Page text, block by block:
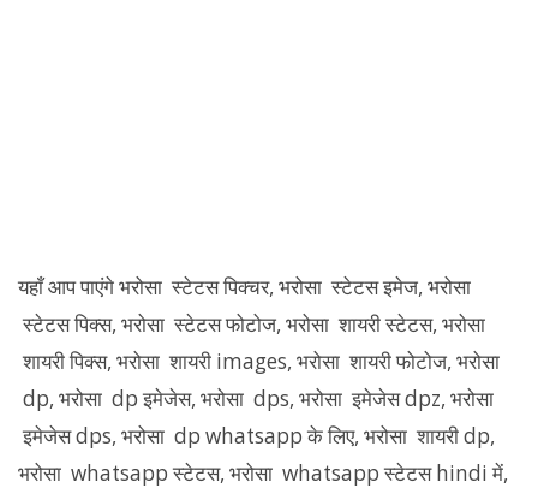
यहाँ आप पाएंगे भरोसा स्टेटस पिक्चर, भरोसा स्टेटस इमेज, भरोसा
स्टेटस पिक्स, भरोसा स्टेटस फोटोज, भरोसा शायरी स्टेटस, भरोसा
शायरी पिक्स, भरोसा शायरी images, भरोसा शायरी फोटोज, भरोसा
dp, भरोसा dp इमेजेस, भरोसा dps, भरोसा इमेजेस dpz, भरोसा
इमेजेस dps, भरोसा dp whatsapp के लिए, भरोसा शायरी dp,
भरोसा whatsapp स्टेटस, भरोसा whatsapp स्टेटस hindi में,